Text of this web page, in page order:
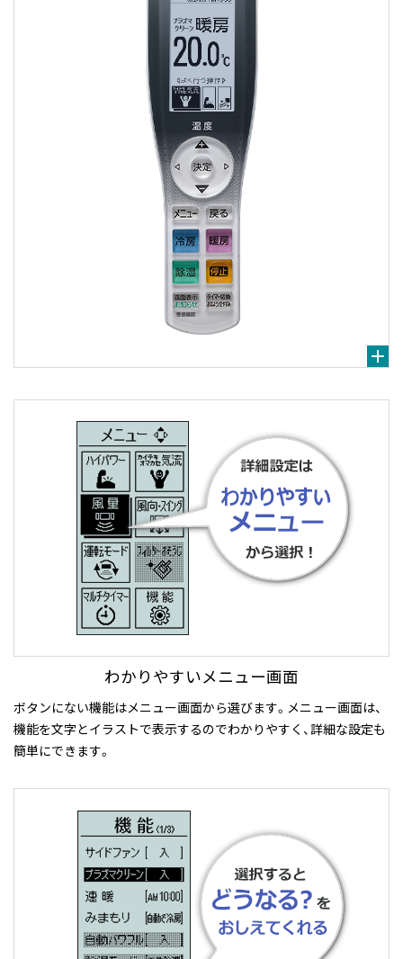
わかりやすいメニュー画面
ボタンにない機能はメニュー画面から選びます。メニュー画面は、
機能を文字とイラストで表示するのでわかりやすく、詳細な設定も
簡単にできます。